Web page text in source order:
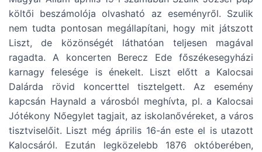
költői beszámolója olvasható az eseményről. Szulik
nem tudta pontosan megállapítani, hogy mit játszott
Liszt, de közönségét láthatóan teljesen magával
ragadta. A koncerten Berecz Ede főszékesegyházi
karnagy felesége is énekelt. Liszt előtt a Kalocsai
Dalárda rövid koncerttel tisztelgett. Az esemény
kapcsán Haynald a városból meghívta, pl. a Kalocsai
Jótékony Nőegylet tagjait, az iskolanővéreket, a város
tisztviselőit. Liszt még április 16-án este el is utazott
Kalocsáról. Ezután legközelebb 1876 októberében,